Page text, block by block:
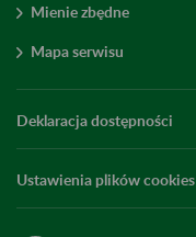
Mienie zbędne
Mapa serwisu
Deklaracja dostępności
Ustawienia plików cookies